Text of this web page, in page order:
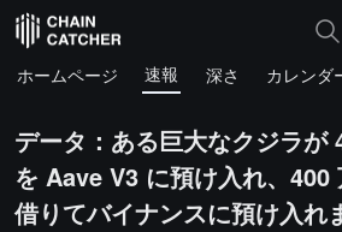
ホームページ 速報 深さ カレンダ
データ：ある巨大なクジラが
を Aave V3 に預け入れ、400
借りてバイナンスに預け入れ